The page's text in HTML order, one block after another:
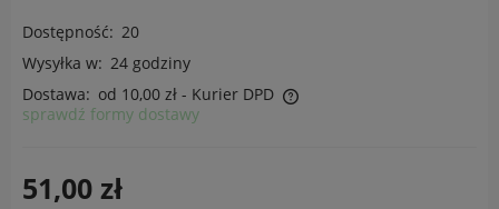
Dostępność: 20
Wysyłka w: 24 godziny
Dostawa: od 10,00 zł - Kurier DPD
Cena nie zawiera ewentualnych kosztów płatności
sprawdź formy dostawy
51,00 zł